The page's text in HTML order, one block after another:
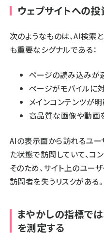
ウェブサイトへの
次のようなものは、AI検索
も重要なシグナルである：
ページの読み込みが
ページがモバイルに
メインコンテンツが
高品質な画像や動画
AIの表示面から訪れるユー
た状態で訪問していて、コ
そのため、サイト上のユー
訪問者を失うリスクがある。
まやかしの指標で
を測定する